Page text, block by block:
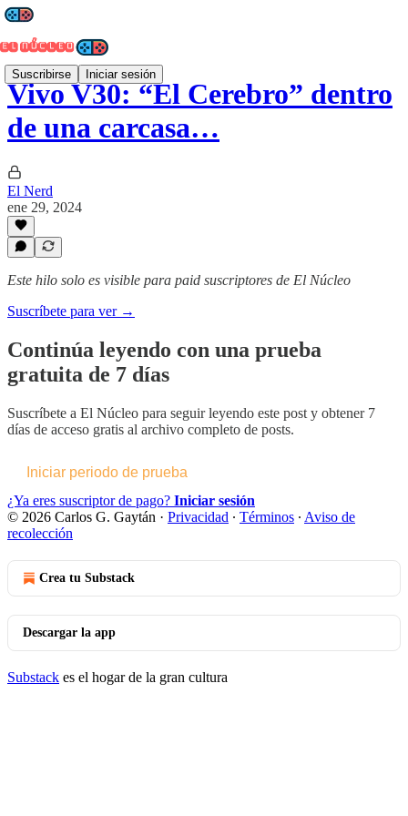
Suscribirse Iniciar sesión
Vivo V30: “El Cerebro” dentro
de una carcasa…
El Nerd
ene 29, 2024
Este hilo solo es visible para paid suscriptores de El Núcleo
Suscríbete para ver →
Continúa leyendo con una prueba
gratuita de 7 días
Suscríbete a El Núcleo para seguir leyendo este post y obtener 7
días de acceso gratis al archivo completo de posts.
Iniciar periodo de prueba
¿Ya eres suscriptor de pago? Iniciar sesión
© 2026 Carlos G. Gaytán · Privacidad ∙ Términos ∙ Aviso de
recolección
Crea tu Substack
Descargar la app
Substack es el hogar de la gran cultura